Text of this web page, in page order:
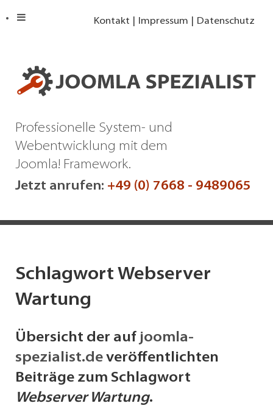
Kontakt Impressum Datenschutz
Professionelle System- und
Webentwicklung mit dem
Joomla! Framework.
Jetzt anrufen: +49 (0) 7668 - 9489065
Schlagwort Webserver
Wartung
Übersicht der auf joomla-
spezialist.de veröffentlichten
Beiträge zum Schlagwort
Webserver Wartung.